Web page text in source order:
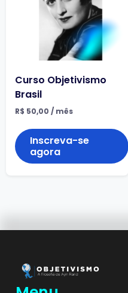
Curso Objetivismo
Brasil
R$ 50,00 / mês
Inscreva-se
agora